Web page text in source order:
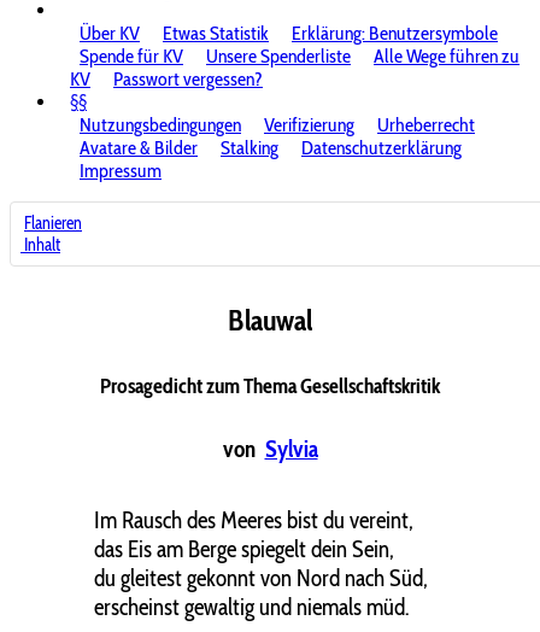
Über KV
Etwas Statistik
Erklärung: Benutzersymbole
Spende für KV
Unsere Spenderliste
Alle Wege führen zu
KV
Passwort vergessen?
§§
Nutzungsbedingungen
Verifizierung
Urheberrecht
Avatare & Bilder
Stalking
Datenschutzerklärung
Impressum
Flanieren
Inhalt
Blauwal
Prosagedicht zum Thema Gesellschaftskritik
von Sylvia
Im Rausch des Meeres bist du vereint,
das Eis am Berge spiegelt dein Sein,
du gleitest gekonnt von Nord nach Süd,
erscheinst gewaltig und niemals müd.